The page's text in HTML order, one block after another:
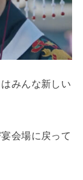
みんな新しい
会場に戻って